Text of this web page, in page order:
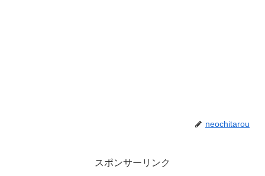
neochitarou
スポンサーリンク